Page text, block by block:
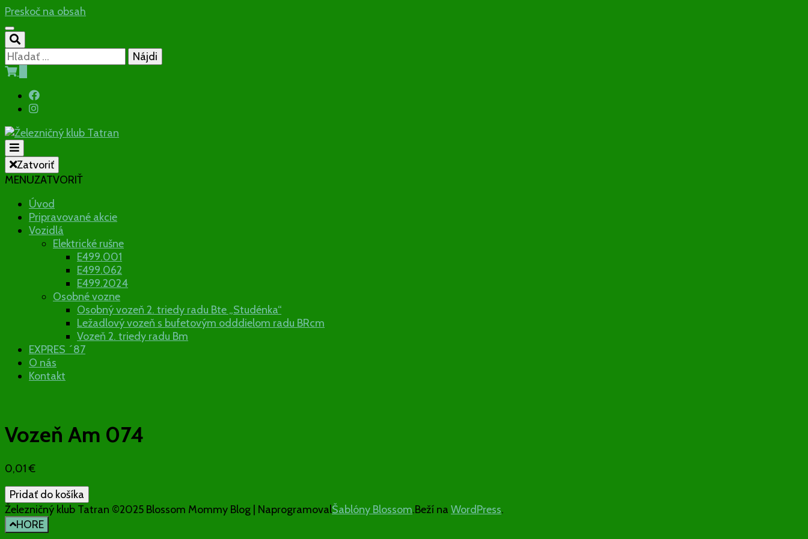
Preskoč na obsah
Hľadať:
Železničný klub Tatran
Občianske združenie
Zatvoriť
MENUZATVORIŤ
Úvod
Pripravované akcie
Vozidlá
Elektrické rušne
E499.001
E499.062
E499.2024
Osobné vozne
Osobný vozeň 2. triedy radu Bte „Studénka“
Ležadlový vozeň s bufetovým odddielom radu BRcm
Vozeň 2. triedy radu Bm
EXPRES ´87
O nás
Kontakt
Vozeň Am 074
0,01€
množstvo
Vozeň
Am
074
Pridať do košíka
Železničný klub Tatran ©2025 Blossom Mommy Blog | NaprogramovalŠablóny Blossom.Beží na WordPress.
HORE